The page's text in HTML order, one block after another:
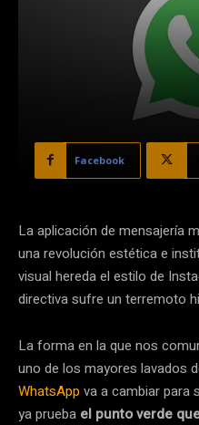
Facebook
La aplicación de mensajería
una revolución estética e
visual hereda el estilo de
directiva sufre un terremoto
La forma en la que nos
uno de los mayores lavados
WhatsApp va a cambiar para
ya prueba el punto verde